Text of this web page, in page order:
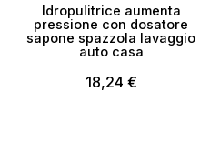
Idropulitrice aumenta
pressione con dosatore
sapone spazzola lavaggio
auto casa
18,24 €